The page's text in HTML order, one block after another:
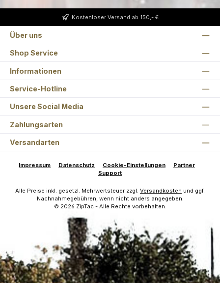
Kostenloser Versand ab 150,- €
Über uns
Shop Service
Informationen
Service-Hotline
Unsere Social Media
Zahlungsarten
Versandarten
Impressum Datenschutz Cookie-Einstellungen
Partner
Support
Alle Preise inkl. gesetzl. Mehrwertsteuer zzgl. Versandkosten und ggf.
Nachnahmegebühren, wenn nicht anders angegeben.
© 2026 ZipTac - Alle Rechte vorbehalten.